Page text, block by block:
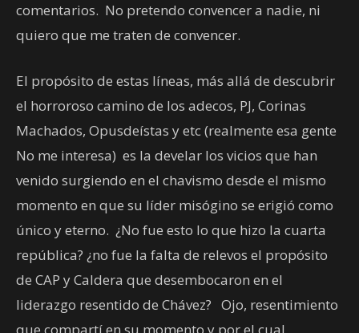
comentarios. No pretendo convencer a nadie, ni
quiero que me traten de convencer.
El propósito de estas líneas, más allá de descubrir
el horroroso camino de los adecos, PJ, Corinas
Machados, Opusdeístas y etc (realmente esa gente
No me interesa) es la develar los vicios que han
venido surgiendo en el chavismo desde el mismo
momento en que su líder misógino se erigió como
único y eterno. ¿No fue esto lo que hizo la cuarta
república? ¿no fue la falta de relevos el propósito
de CAP y Caldera que desembocaron en el
liderazgo resentido de Chávez? Ojo, resentimiento